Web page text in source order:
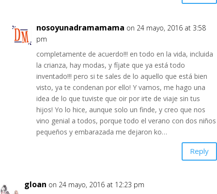
nosoyunadramamama on 24 mayo, 2016 at 3:58
pm
completamente de acuerdo!!! en todo en la vida, incluida
la crianza, hay modas, y fíjate que ya está todo
inventado!!! pero si te sales de lo aquello que está bien
visto, ya te condenan por ello! Y vamos, me hago una
idea de lo que tuviste que oir por irte de viaje sin tus
hijos! Yo lo hice, aunque solo un finde, y creo que nos
vino genial a todos, porque todo el verano con dos niños
pequeños y embarazada me dejaron ko…
Reply
gloan on 24 mayo, 2016 at 12:23 pm